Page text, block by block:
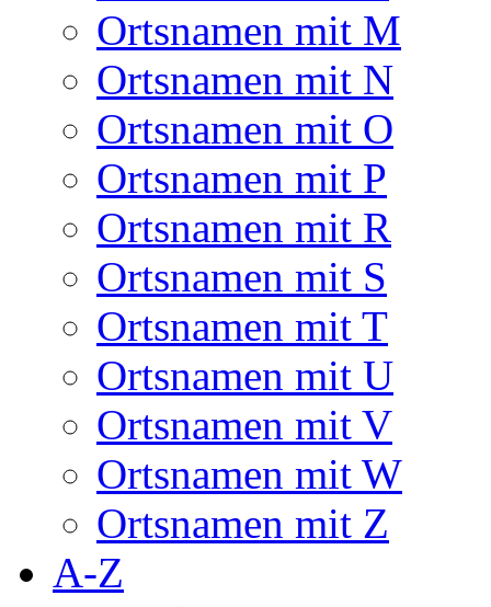
Ortsnamen mit M
Ortsnamen mit N
Ortsnamen mit O
Ortsnamen mit P
Ortsnamen mit R
Ortsnamen mit S
Ortsnamen mit T
Ortsnamen mit U
Ortsnamen mit V
Ortsnamen mit W
Ortsnamen mit Z
A-Z